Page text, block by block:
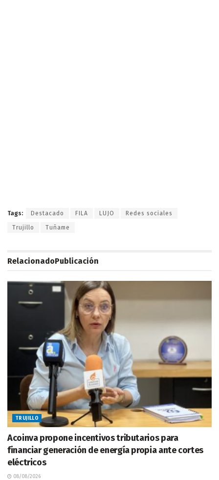
Tags: Destacado FILA LUJO Redes sociales
Trujillo Tuñame
RelacionadoPublicación
TRUJILLO
Acoinva propone incentivos tributarios para
financiar generación de energía propia ante cortes
eléctricos
08/08/2026